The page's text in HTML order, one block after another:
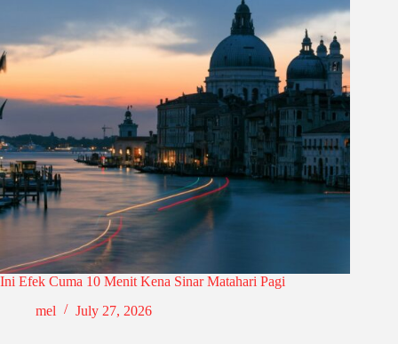
Ini Efek Cuma 10 Menit Kena Sinar Matahari Pagi
mel
July 27, 2026